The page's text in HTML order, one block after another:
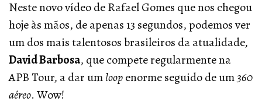
Neste novo vídeo de Rafael Gomes que nos chegou
hoje às mãos, de apenas 13 segundos, podemos ver
um dos mais talentosos brasileiros da atualidade,
David Barbosa, que compete regularmente na
APB Tour, a dar umloopenorme seguido de um360
aéreo. Wow!